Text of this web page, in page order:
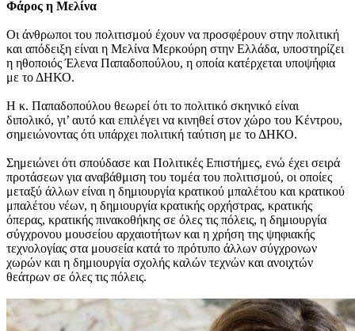
Φάρος η Μελίνα
Οι άνθρωποι του πολιτισμού έχουν να προσφέρουν στην πολιτική
και απόδειξη είναι η Μελίνα Μερκούρη στην Ελλάδα, υποστηρίζει
η ηθοποιός Έλενα Παπαδοπούλου, η οποία κατέρχεται υποψήφια
με το ΔΗΚΟ.
Η κ. Παπαδοπούλου θεωρεί ότι το πολιτικό σκηνικό είναι
διπολικό, γι’ αυτό και επιλέγει να κινηθεί στον χώρο του Κέντρου,
σημειώνοντας ότι υπάρχει πολιτική ταύτιση με το ΔΗΚΟ.
Σημειώνει ότι σπούδασε και Πολιτικές Επιστήμες, ενώ έχει σειρά
προτάσεων για αναβάθμιση του τομέα του πολιτισμού, οι οποίες
μεταξύ άλλων είναι η δημιουργία κρατικού μπαλέτου και κρατικού
μπαλέτου νέων, η δημιουργία κρατικής ορχήστρας, κρατικής
όπερας, κρατικής πινακοθήκης σε όλες τις πόλεις, η δημιουργία
σύγχρονου μουσείου αρχαιοτήτων και η χρήση της ψηφιακής
τεχνολογίας στα μουσεία κατά το πρότυπο άλλων σύγχρονων
χωρών και η δημιουργία σχολής καλών τεχνών και ανοιχτών
θεάτρων σε όλες τις πόλεις.